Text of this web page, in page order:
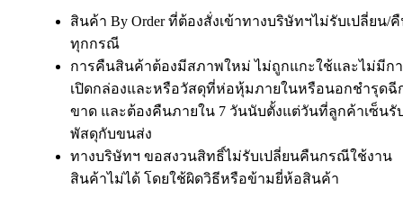
สินค้า By Order ที่ต้องสั่งเข้าทางบริษัทฯไม่รับเปลี่ยน/
ทุกกรณี
การคืนสินค้าต้องมีสภาพใหม่ ไม่ถูกแกะใช้และไม่มีก
เปิดกล่องและหรือวัสดุที่ห่อหุ้มภายในหรือนอกชำรุดฉี
ขาด และต้องคืนภายใน 7 วันนับตั้งแต่วันที่ลูกค้าเซ็นรั
พัสดุกับขนส่ง
ทางบริษัทฯ ขอสงวนสิทธิ์ไม่รับเปลี่ยนคืนกรณีใช้งาน
สินค้าไม่ได้ โดยใช้ผิดวิธีหรือข้ามยี่ห้อสินค้า